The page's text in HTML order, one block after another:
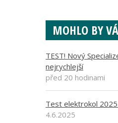
MOHLO BY
TEST! Nový
nejrychlejší
před 20 hodinami
Test elektrokol
4.6.2025